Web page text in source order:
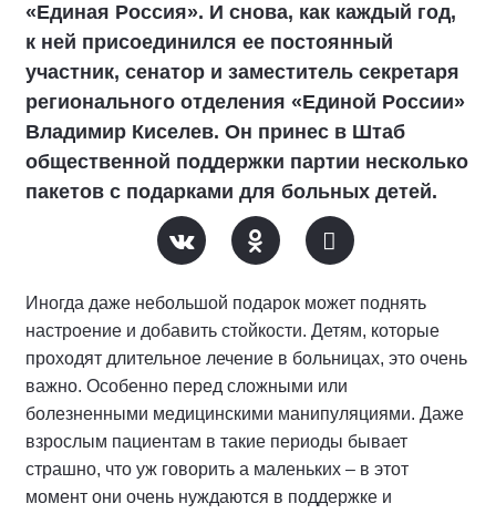
«Единая Россия». И снова, как каждый год,
к ней присоединился ее постоянный
участник, сенатор и заместитель секретаря
регионального отделения «Единой России»
Владимир Киселев. Он принес в Штаб
общественной поддержки партии несколько
пакетов с подарками для больных детей.
Иногда даже небольшой подарок может поднять
настроение и добавить стойкости. Детям, которые
проходят длительное лечение в больницах, это очень
важно. Особенно перед сложными или
болезненными медицинскими манипуляциями. Даже
взрослым пациентам в такие периоды бывает
страшно, что уж говорить а маленьких – в этот
момент они очень нуждаются в поддержке и